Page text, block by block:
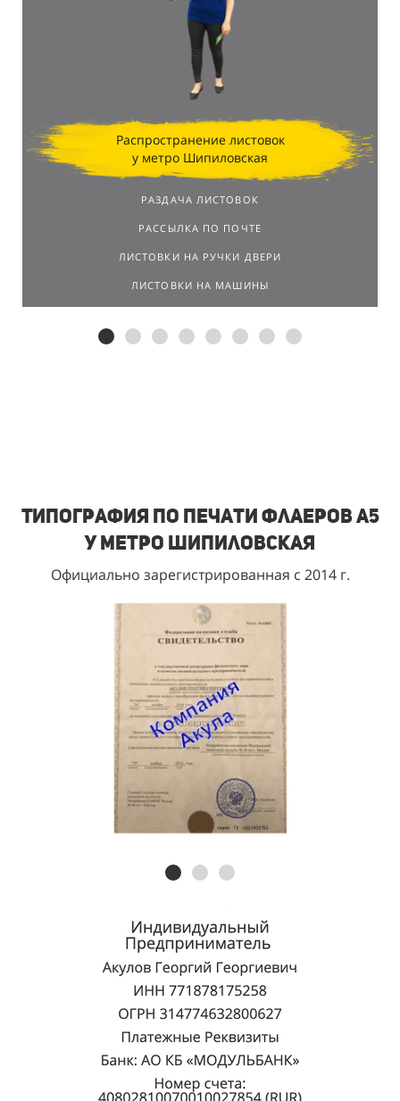
Распространение листовок
у метро Шипиловская
РАЗДАЧА ЛИСТОВОК
РАССЫЛКА ПО ПОЧТЕ
ЛИСТОВКИ НА РУЧКИ ДВЕРИ
ЛИСТОВКИ НА МАШИНЫ
Типография по печати флаеров А5
у метро Шипиловская
Официально зарегистрированная с 2014 г.